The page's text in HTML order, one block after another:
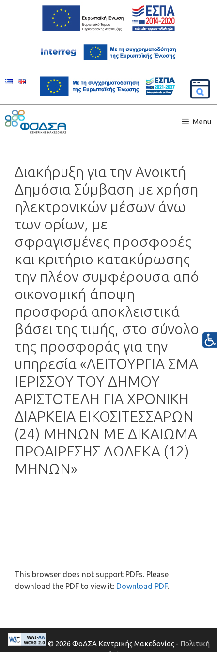
Menu
Διακήρυξη για την Ανοικτή
Δημόσια Σύμβαση με χρήση
ηλεκτρονικών μέσων άνω
των ορίων, με
σφραγισμένες προσφορές
και κριτήριο κατακύρωσης
την πλέον συμφέρουσα από
οικονομική άποψη
προσφορά αποκλειστικά
βάσει της τιμής, στο σύνολο
της προσφοράς για την
υπηρεσία «ΛΕΙΤΟΥΡΓΙΑ ΣΜΑ
ΙΕΡΙΣΣΟΥ ΤΟΥ ΔΗΜΟΥ
ΑΡΙΣΤΟΤΕΛΗ ΓΙΑ ΧΡΟΝΙΚΗ
ΔΙΑΡΚΕΙΑ ΕΙΚΟΣΙΤΕΣΣΑΡΩΝ
(24) ΜΗΝΩΝ ΜΕ ΔΙΚΑΙΩΜΑ
ΠΡΟΑΙΡΕΣΗΣ ΔΩΔΕΚΑ (12)
ΜΗΝΩΝ»
This browser does not support PDFs. Please
download the PDF to view it: Download PDF.
© 2026 ΦοΔΣΑ Κεντρικής Μακεδονίας - Πολιτική